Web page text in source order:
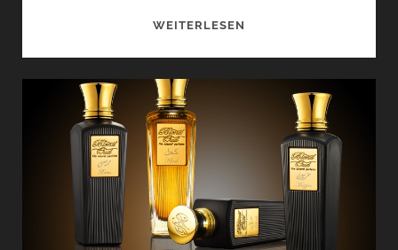
WEITERLESEN
PRIVATE
COLLECTION